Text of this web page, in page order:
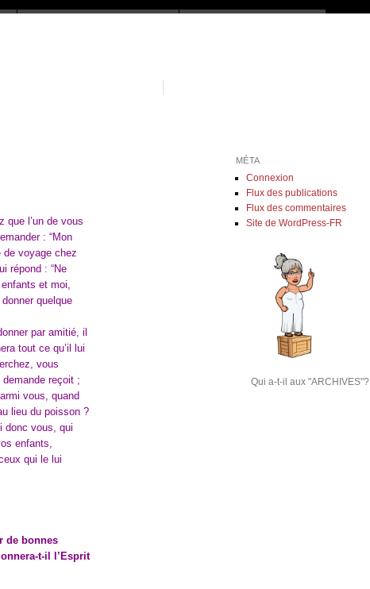
l’un de vous
: “Mon
voyage chez
répond : “Ne
et moi,
quelque
par amitié, il
tout ce qu’il lui
vous
reçoit ;
vous, quand
lieu du poisson ?
donc vous, qui
enfants,
qui le lui
de bonnes
t-il l’Esprit
MÉTA
Connexion
Flux des publications
Flux des commentaires
Site de WordPress-FR
Qui a-t-il aux "ARCHIVES"?